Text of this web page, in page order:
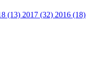
(13) 2017 (32) 2016 (18)